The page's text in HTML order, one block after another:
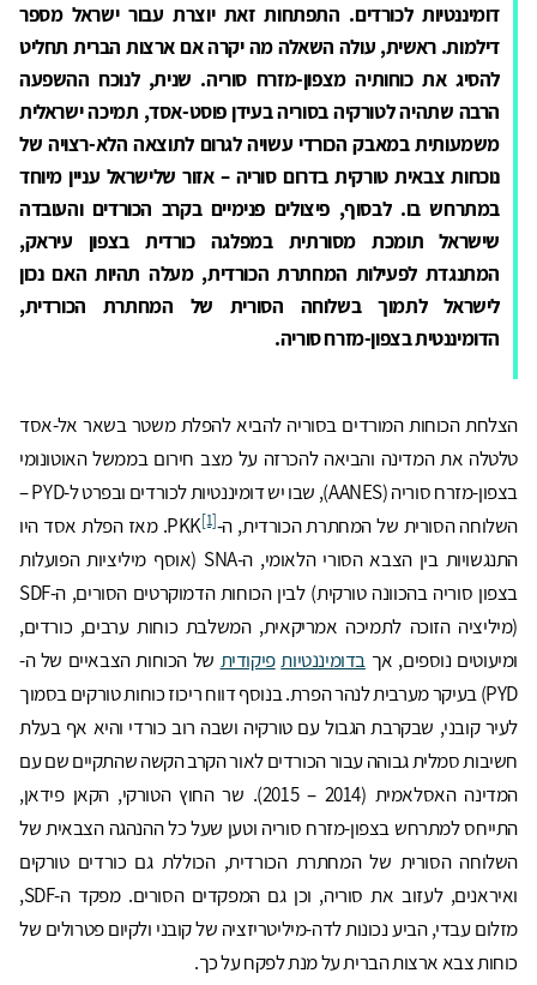
דומיננטיות לכורדים. התפתחות זאת יוצרת עבור ישראל מספר
דילמות. ראשית, עולה השאלה מה יקרה אם ארצות הברית תחליט
להסיג את כוחותיה מצפון-מזרח סוריה. שנית, לנוכח ההשפעה
הרבה שתהיה לטורקיה בסוריה בעידן פוסט-אסד, תמיכה ישראלית
משמעותית במאבק הכורדי עשויה לגרום לתוצאה הלא-רצויה של
נוכחות צבאית טורקית בדרום סוריה – אזור שלישראל עניין מיוחד
במתרחש בו. לבסוף, פיצולים פנימיים בקרב הכורדים והעובדה
שישראל תומכת מסורתית במפלגה כורדית בצפון עיראק,
המתנגדת לפעילות המחתרת הכורדית, מעלה תהיות האם נכון
לישראל לתמוך בשלוחה הסורית של המחתרת הכורדית,
הדומיננטית בצפון-מזרח סוריה.
הצלחת הכוחות המורדים בסוריה להביא להפלת משטר בשאר אל-אסד
טלטלה את המדינה והביאה להכרזה על מצב חירום בממשל האוטונומי
בצפון-מזרח סוריה (AANES), שבו יש דומיננטיות לכורדים ובפרט ל-PYD –
השלוחה הסורית של המחתרת הכורדית, ה-PKK[1]
. מאז הפלת אסד היו
התנגשויות בין הצבא הסורי הלאומי, ה-SNA (אוסף מיליציות הפועלות
בצפון סוריה בהכוונה טורקית) לבין הכוחות הדמוקרטים הסורים, ה-SDF
(מיליציה הזוכה לתמיכה אמריקאית, המשלבת כוחות ערבים, כורדים,
ומיעוטים נוספים, אךבדומיננטיות פיקודית של הכוחות הצבאיים של ה-
PYD) בעיקר מערבית לנהר הפרת. בנוסף דווח ריכוז כוחות טורקים בסמוך
לעיר קובני, שבקרבת הגבול עם טורקיה ושבה רוב כורדי והיא אף בעלת
חשיבות סמלית גבוהה עבור הכורדים לאור הקרב הקשה שהתקיים שם עם
המדינה האסלאמית (2014 – 2015). שר החוץ הטורקי, הקאן פידאן,
התייחס למתרחש בצפון-מזרח סוריה וטען שעל כל ההנהגה הצבאית של
השלוחה הסורית של המחתרת הכורדית, הכוללת גם כורדים טורקים
ואיראנים, לעזוב את סוריה, וכן גם המפקדים הסורים. מפקד ה-SDF,
מזלום עבדי, הביע נכונות לדה-מיליטריזציה של קובני ולקיום פטרולים של
כוחות צבא ארצות הברית על מנת לפקח על כך.